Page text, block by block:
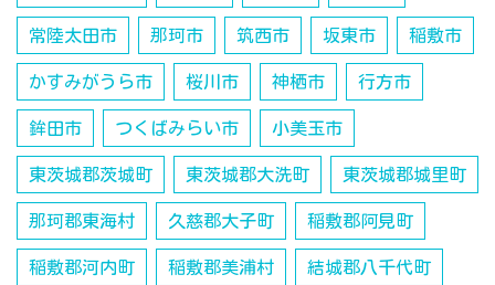
常陸太田市 那珂市 筑西市 坂東市 稲敷市
かすみがうら市 桜川市 神栖市 行方市
鉾田市 つくばみらい市 小美玉市
東茨城郡茨城町 東茨城郡大洗町 東茨城郡城里町
那珂郡東海村 久慈郡大子町 稲敷郡阿見町
稲敷郡河内町 稲敷郡美浦村 結城郡八千代町